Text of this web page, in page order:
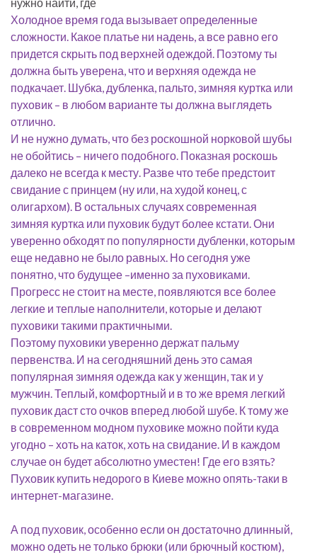
Холодное время года вызывает определенные
сложности. Какое платье ни надень, а все равно его
придется скрыть под верхней одеждой. Поэтому ты
должна быть уверена, что и верхняя одежда не
подкачает. Шубка, дубленка, пальто, зимняя куртка или
пуховик – в любом варианте ты должна выглядеть
отлично.
И не нужно думать, что без роскошной норковой шубы
не обойтись – ничего подобного. Показная роскошь
далеко не всегда к месту. Разве что тебе предстоит
свидание с принцем (ну или, на худой конец, с
олигархом). В остальных случаях современная
зимняя куртка или пуховик будут более кстати. Они
уверенно обходят по популярности дубленки, которым
еще недавно не было равных. Но сегодня уже
понятно, что будущее –именно за пуховиками.
Прогресс не стоит на месте, появляются все более
легкие и теплые наполнители, которые и делают
пуховики такими практичными.
Поэтому пуховики уверенно держат пальму
первенства. И на сегодняшний день это самая
популярная зимняя одежда как у женщин, так и у
мужчин. Теплый, комфортный и в то же время легкий
пуховик даст сто очков вперед любой шубе. К тому же
в современном модном пуховике можно пойти куда
угодно – хоть на каток, хоть на свидание. И в каждом
случае он будет абсолютно уместен! Где его взять?
Пуховик купить недорого в Киеве можно опять-таки в
интернет-магазине.
А под пуховик, особенно если он достаточно длинный,
можно одеть не только брюки (или брючный костюм),